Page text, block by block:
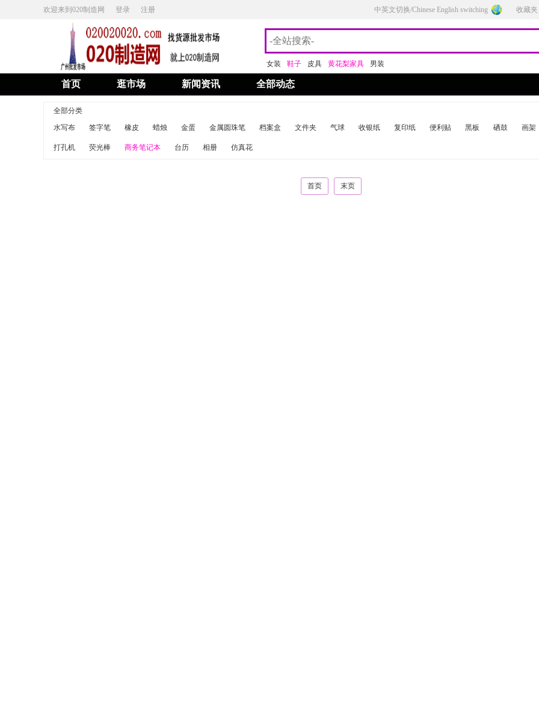
欢迎来到020制造网 登录 注册 中英文切换/Chinese English switching 收藏夹
女装 鞋子 皮具 黄花梨家具 男装
首页 逛市场 新闻资讯 全部动态
全部分类
水写布
签字笔 橡皮 蜡烛 金蛋 金属圆珠笔 档案盒 文件夹 气球 收银纸 复印纸 便利贴 黑板 硒鼓 画架
打孔机 荧光棒 商务笔记本 台历 相册 仿真花
首页 末页